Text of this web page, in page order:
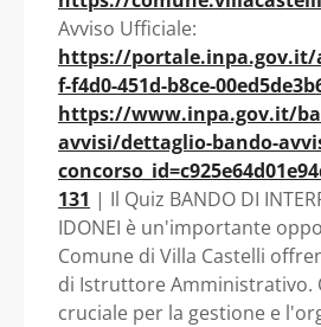
CAT. C1 -
Comune di
Castelli
Avviso Ufficiale:
https://portale.inpa.gov.it/
f-f4d0-451d-b8ce-
https://www.inpa.gov.it/
avvisi/dettaglio-bando-
131 | Il Quiz BANDO DI
IDONEI è un'importante
Comune di Villa Castelli
di Istruttore Amministrativo.
cruciale per la gestione e